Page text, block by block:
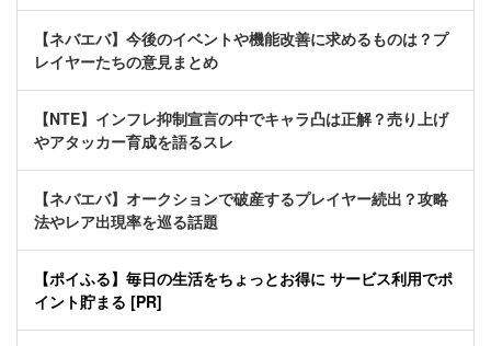
【ネバエバ】今後のイベントや機能改善に求めるものは？プ
レイヤーたちの意見まとめ
【NTE】インフレ抑制宣言の中でキャラ凸は正解？売り上げ
やアタッカー育成を語るスレ
【ネバエバ】オークションで破産するプレイヤー続出？攻略
法やレア出現率を巡る話題
【ポイふる】毎日の生活をちょっとお得に サービス利用でポ
イント貯まる [PR]